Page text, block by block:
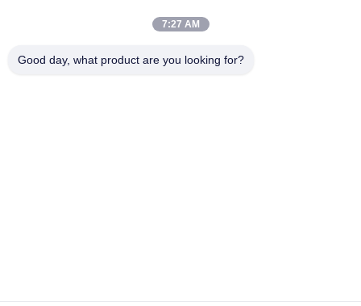
7:27 AM
Good day, what product are you looking for?